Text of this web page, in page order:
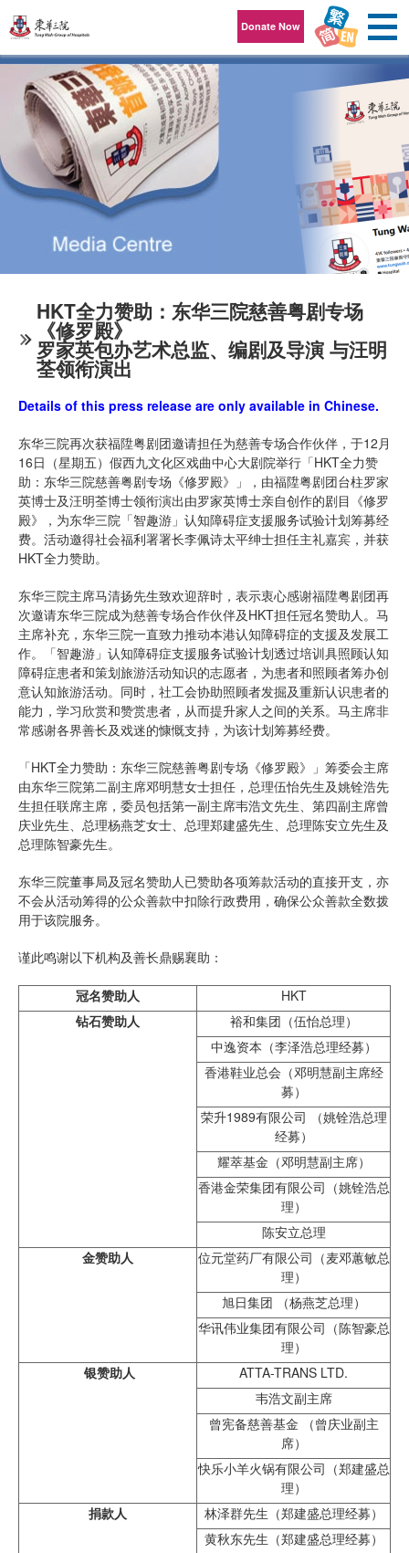
Donate Now
HKT全力赞助：东华三院慈善粤剧专场
《修罗殿》
罗家英包办艺术总监、编剧及导演 与汪明
荃领衔演出
Details of this press release are only available in Chinese.
东华三院再次获福陞粤剧团邀请担任为慈善专场合作伙伴，于12月
16日（星期五）假西九文化区戏曲中心大剧院举行「HKT全力赞
助：东华三院慈善粤剧专场《修罗殿》」，由福陞粤剧团台柱罗家
英博士及汪明荃博士领衔演出由罗家英博士亲自创作的剧目《修罗
殿》，为东华三院「智趣游」认知障碍症支援服务试验计划筹募经
费。活动邀得社会福利署署长李佩诗太平绅士担任主礼嘉宾，并获
HKT全力赞助。
东华三院主席马清扬先生致欢迎辞时，表示衷心感谢福陞粤剧团再
次邀请东华三院成为慈善专场合作伙伴及HKT担任冠名赞助人。马
主席补充，东华三院一直致力推动本港认知障碍症的支援及发展工
作。「智趣游」认知障碍症支援服务试验计划透过培训具照顾认知
障碍症患者和策划旅游活动知识的志愿者，为患者和照顾者筹办创
意认知旅游活动。同时，社工会协助照顾者发掘及重新认识患者的
能力，学习欣赏和赞赏患者，从而提升家人之间的关系。马主席非
常感谢各界善长及戏迷的慷慨支持，为该计划筹募经费。
「HKT全力赞助：东华三院慈善粤剧专场《修罗殿》」筹委会主席
由东华三院第二副主席邓明慧女士担任，总理伍怡先生及姚铨浩先
生担任联席主席，委员包括第一副主席韦浩文先生、第四副主席曾
庆业先生、总理杨燕芝女士、总理郑建盛先生、总理陈安立先生及
总理陈智豪先生。
东华三院董事局及冠名赞助人已赞助各项筹款活动的直接开支，亦
不会从活动筹得的公众善款中扣除行政费用，确保公众善款全数拨
用于该院服务。
谨此鸣谢以下机构及善长鼎赐襄助：
冠名赞助人
HKT
钻石赞助人
裕和集团（伍怡总理）
中逸资本（李泽浩总理经募）
香港鞋业总会（邓明慧副主席经
募）
荣升1989有限公司 （姚铨浩总理
经募）
耀萃基金（邓明慧副主席）
香港金荣集团有限公司（姚铨浩总
理）
陈安立总理
金赞助人
位元堂药厂有限公司（麦邓蕙敏总
理）
旭日集团 （杨燕芝总理）
华讯伟业集团有限公司（陈智豪总
理）
银赞助人
ATTA-TRANS LTD.
韦浩文副主席
曾宪备慈善基金 （曾庆业副主
席）
快乐小羊火锅有限公司（郑建盛总
理）
捐款人
林泽群先生（郑建盛总理经募）
黄秋东先生（郑建盛总理经募）